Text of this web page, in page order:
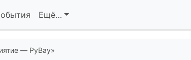
Ещё…
— PyBay»